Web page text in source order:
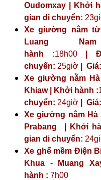
Oudomxay | Khởi
gian di chuyển:
Xe giường nằm
Luang
hành :18h00|
chuyển: 25giờ | Giá:
Xe giường nằm
Khiaw | Khởi hành :
chuyển: 24giờ | Giá:
Xe giường nằm
Prabang | Khởi
gian di chuyển:
Xe ghế mềm Điện
Khua - Muang
hành : 7h00